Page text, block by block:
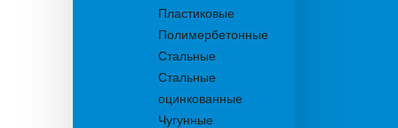
Пластиковые
Полимербетонные
Стальные
Стальные
оцинкованные
Чугунные